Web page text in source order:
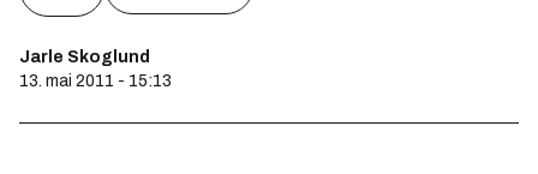
Jarle Skoglund
13. mai 2011 - 15:13